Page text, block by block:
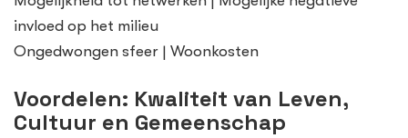
invloed op het milieu
Ongedwongen sfeer | Woonkosten
Voordelen: Kwaliteit van Leven,
Cultuur en Gemeenschap